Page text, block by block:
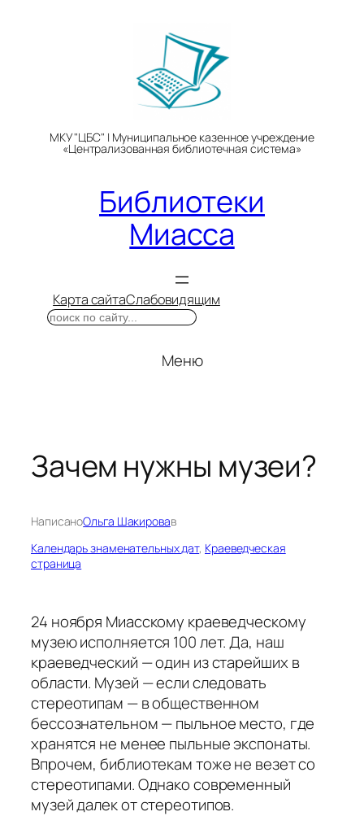
МКУ "ЦБС" | Муниципальное казенное учреждение
«Централизованная библиотечная система»
Библиотеки
Миасса
Карта сайтаСлабовидящим
Поиск
Меню
Зачем нужны музеи?
НаписаноОльга Шакировав
Календарь знаменательных дат, Краеведческая
страница
24 ноября Миасскому краеведческому
музею исполняется 100 лет. Да, наш
краеведческий — один из старейших в
области. Музей — если следовать
стереотипам — в общественном
бессознательном — пыльное место, где
хранятся не менее пыльные экспонаты.
Впрочем, библиотекам тоже не везет со
стереотипами. Однако современный
музей далек от стереотипов.